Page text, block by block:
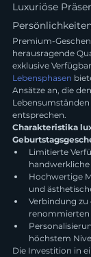
Luxuriöse
Premium-
herausragende
exklusive
Lebensphasen
Ansätze an, die
entsprechen.
Charakteristika
Limitierte
Hochwertige
und
Verbindung zu
renommierten
höchstem
Die Investition in